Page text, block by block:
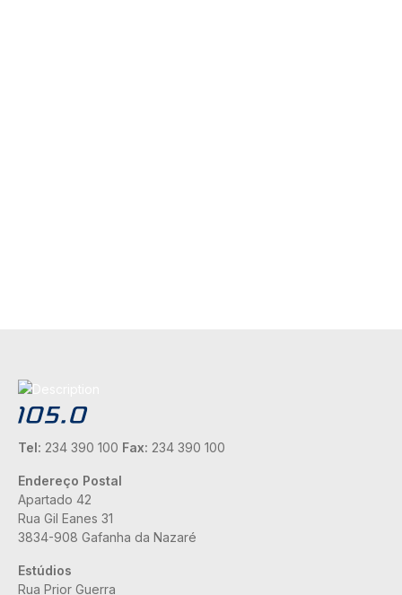
Tel: 234 390 100 Fax: 234 390 100
Endereço Postal
Apartado 42
Rua Gil Eanes 31
3834-908 Gafanha da Nazaré
Estúdios
Rua Prior Guerra